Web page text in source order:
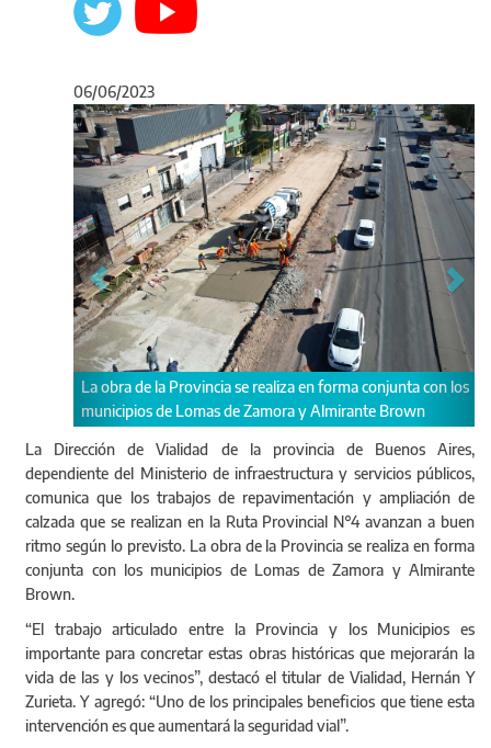
06/06/2023
con los
La intervención integral se desarrolla en cuatro tramos
Anterior
La Dirección de Vialidad de la provincia de Buenos Aires,
dependiente del Ministerio de infraestructura y servicios públicos,
comunica que los trabajos de repavimentación y ampliación de
calzada que se realizan en la Ruta Provincial N°4 avanzan a buen
ritmo según lo previsto. La obra de la Provincia se realiza en forma
conjunta con los municipios de Lomas de Zamora y Almirante
Brown.
“El trabajo articulado entre la Provincia y los Municipios es
importante para concretar estas obras históricas que mejorarán la
vida de las y los vecinos”, destacó el titular de Vialidad, Hernán Y
Zurieta. Y agregó: “Uno de los principales beneficios que tiene esta
intervención es que aumentará la seguridad vial”.